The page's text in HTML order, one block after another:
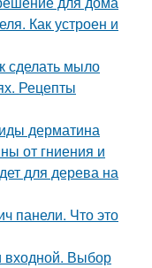
Как устроен и
сделать мыло
Рецепты
дерматина
от гниения и
для дерева на
панели. Что это
входной. Выбор